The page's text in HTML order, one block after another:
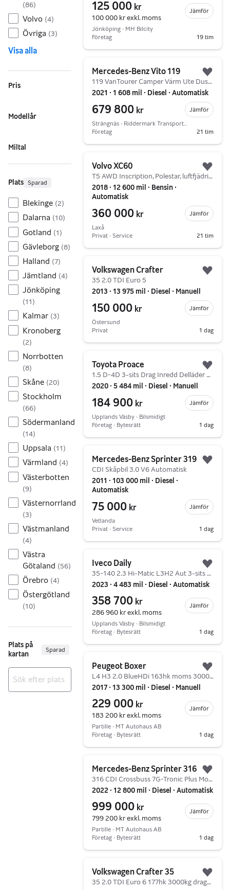
(86)
Volvo (4)
Övriga (3)
Visa alla
Pris
Modellår
Miltal
Plats Sparad
Blekinge (2)
Dalarna (10)
Gotland (1)
Gävleborg (8)
Halland (7)
Jämtland (4)
Jönköping
(11)
Kalmar (3)
Kronoberg
(2)
Norrbotten
(8)
Skåne (20)
Stockholm
(66)
Södermanland
(14)
Uppsala (11)
Värmland (4)
Västerbotten
(9)
Västernorrland
(3)
Västmanland
(4)
Västra
Götaland (56)
Örebro (4)
Östergötland
(10)
Plats på
kartan
Sparad
125 000 kr
100 000 krexkl. moms
Jämför
Jönköping ∙ MH Bilcity
Företag
19 tim
Mercedes-Benz Vito 119
119 VanTourer Camper Värm Ute Dusch Kök
2021 ∙ 1 608 mil ∙ Diesel ∙ Automatisk
679 800 kr
Jämför
Strängnäs ∙ Riddermark Transportbilar
Företag
21 tim
Volvo XC60
T5 AWD Inscription, Polestar, luftfjädring, 360, HUD
2018 ∙ 12 600 mil ∙ Bensin ∙
Automatisk
360 000 kr
Jämför
Laxå
Privat ∙ Service
21 tim
Volkswagen Crafter
35 2.0 TDI Euro 5
2013 ∙ 13 975 mil ∙ Diesel ∙ Manuell
150 000 kr
Jämför
Östersund
Privat
1 dag
Toyota Proace
1.5 D-4D 3-sits Drag Inredd Delläder Head-Up Kamera Vär
2020 ∙ 5 484 mil ∙ Diesel ∙ Manuell
184 900 kr
Jämför
Upplands Väsby ∙ Bilsmidigt
Företag ∙ Bytesrätt
1 dag
Mercedes-Benz Sprinter 319
CDI Skåpbil 3.0 V6 Automatisk
2011 ∙ 103 000 mil ∙ Diesel ∙
Automatisk
75 000 kr
Jämför
Vetlanda
Privat ∙ Service
1 dag
Iveco Daily
35-140 2.3 Hi-Matic L3H2 Aut 3-sits Värmare 136hk
2023 ∙ 4 483 mil ∙ Diesel ∙ Automatisk
358 700 kr
286 960 krexkl. moms
Jämför
Upplands Väsby ∙ Bilsmidigt
Företag ∙ Bytesrätt
1 dag
Peugeot Boxer
L4 H3 2.0 BlueHDi 163hk moms 3000kg dragvikt
2017 ∙ 13 300 mil ∙ Diesel ∙ Manuell
229 000 kr
183 200 krexkl. moms
Jämför
Partille ∙ MT Autohaus AB
Företag ∙ Bytesrätt
1 dag
Mercedes-Benz Sprinter 316
316 CDI Crossbuss 7G-Tronic Plus Momsbil
2022 ∙ 12 800 mil ∙ Diesel ∙ Automatisk
999 000 kr
799 200 krexkl. moms
Jämför
Partille ∙ MT Autohaus AB
Företag ∙ Bytesrätt
1 dag
Volkswagen Crafter 35
35 2.0 TDI Euro 6 177hk 3000kg dragvikt